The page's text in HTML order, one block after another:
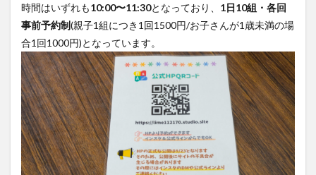
時間はいずれも10:00〜11:30となっており、 1日10組・各回
事前予約制(親子1組につき1回1500円/お子さんが1歳未満の場
合1回1000円)となっています。